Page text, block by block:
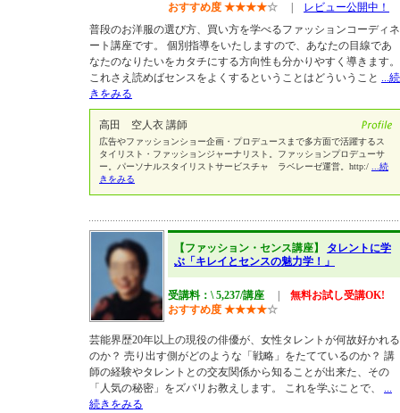
おすすめ度 ★★★★☆
レビュー公開中！
普段のお洋服の選び方、買い方を学べるファッションコーディネ
ート講座です。 個別指導をいたしますので、あなたの目線であ
なたのなりたいをカタチにする方向性も分かりやすく導きます。
これさえ読めばセンスをよくするということはどういうこと ...続
きをみる
高田 空人衣 講師
広告やファッションショー企画・プロデュースまで多方面で活躍するス
タイリスト・ファッションジャーナリスト。ファッションプロデューサ
ー。パーソナルスタイリストサービスチャ ラベレーゼ運営。http:/
...続
きをみる
【ファッション・センス講座】 タレントに学
ぶ「キレイとセンスの魅力学！」
受講料：\ 5,237/講座
無料お試し受講OK!
おすすめ度 ★★★★☆
芸能界歴20年以上の現役の俳優が、女性タレントが何故好かれる
のか？ 売り出す側がどのような「戦略」をたてているのか？ 講
師の経験やタレントとの交友関係から知ることが出来た、その
「人気の秘密」をズバリお教えします。 これを学ぶことで、 ...
続きをみる